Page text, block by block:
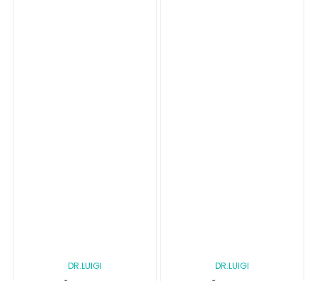
DR.LUIGI DR.LUIGI